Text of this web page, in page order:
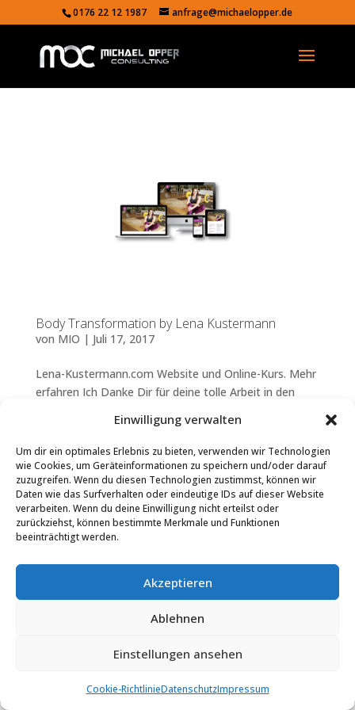
Einwilligung verwalten
Um dir ein optimales Erlebnis zu bieten, verwenden wir Technologien
wie Cookies, um Geräteinformationen zu speichern und/oder darauf
zuzugreifen. Wenn du diesen Technologien zustimmst, können wir
Daten wie das Surfverhalten oder eindeutige IDs auf dieser Website
verarbeiten. Wenn du deine Einwilligung nicht erteilst oder
zurückziehst, können bestimmte Merkmale und Funktionen
beeinträchtigt werden.
Akzeptieren
Ablehnen
Einstellungen ansehen
Cookie-RichtlinieDatenschutzImpressum
0176 22 12 1987 anfrage@michaelopper.de
Body Transformation by Lena Kustermann
von MIO | Juli 17, 2017
Lena-Kustermann.com Website und Online-Kurs. Mehr
erfahren Ich Danke Dir für deine tolle Arbeit in den
die Rückmeldung der Kunden ist auch mehr als super
positiv. Lena Kustermann Personal Trainer, Body...